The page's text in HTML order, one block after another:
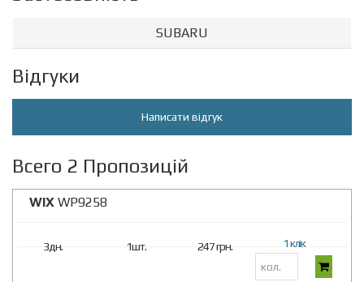
SUBARU
Відгуки
Написати відгук
Всего 2 Пропозицій
WIX WP9258
3дн. 1шт. 247 грн. 1 клік